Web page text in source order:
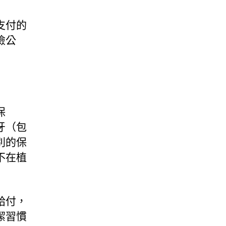
付的
公
（包
的保
在植
，
習慣